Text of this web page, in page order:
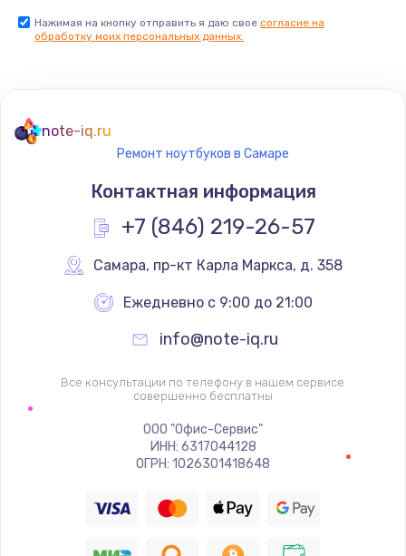
Нажимая на кнопку отправить я даю свое согласие на
обработку моих персональных данных.
note-iq.ru
Ремонт ноутбуков в Самаре
Контактная информация
+7 (846) 219-26-57
Самара, пр-кт Карла Маркса, д. 358
Ежедневно с 9:00 до 21:00
info@note-iq.ru
Все консультации по телефону в нашем сервисе
совершенно бесплатны
ООО "Офис-Сервис"
ИНН: 6317044128
ОГРН: 1026301418648